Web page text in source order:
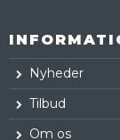
Nyheder
Tilbud
Om os